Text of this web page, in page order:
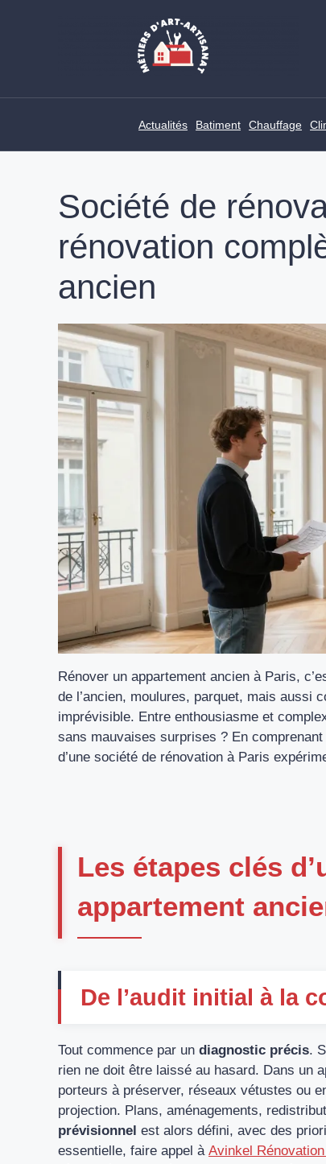
Actualités Batiment Chauffage
Société de
rénovation
ancien
Rénover un appartement ancien à Paris,
de l’ancien, moulures, parquet, mais aussi
imprévisible. Entre enthousiasme et
sans mauvaises surprises ? En
d’une société de rénovation à Paris
Les étapes clés
appartement
De l’audit initial à la
Tout commence par un diagnostic précis.
rien ne doit être laissé au hasard. Dans un
porteurs à préserver, réseaux vétustes ou
projection. Plans, aménagements,
prévisionnel est alors défini, avec des
essentielle, faire appel à Avinkel